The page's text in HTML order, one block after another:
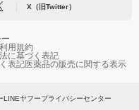
X（旧Twitter）
用規約
に基づく表記
表記医薬品の販売に関する表示
LINEヤフープライバシーセンター